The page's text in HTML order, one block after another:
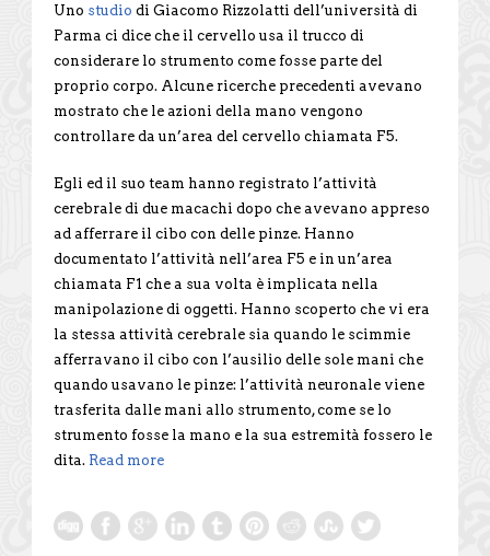
Uno studio di Giacomo Rizzolatti dell’università di
Parma ci dice che il cervello usa il trucco di
considerare lo strumento come fosse parte del
proprio corpo. Alcune ricerche precedenti avevano
mostrato che le azioni della mano vengono
controllare da un’area del cervello chiamata F5.
Egli ed il suo team hanno registrato l’attività
cerebrale di due macachi dopo che avevano appreso
ad afferrare il cibo con delle pinze. Hanno
documentato l’attività nell’area F5 e in un’area
chiamata F1 che a sua volta è implicata nella
manipolazione di oggetti. Hanno scoperto che vi era
la stessa attività cerebrale sia quando le scimmie
afferravano il cibo con l’ausilio delle sole mani che
quando usavano le pinze: l’attività neuronale viene
trasferita dalle mani allo strumento, come se lo
strumento fosse la mano e la sua estremità fossero le
dita. Read more